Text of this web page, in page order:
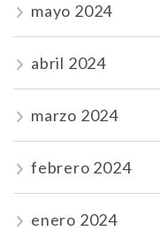
mayo 2024
abril 2024
marzo 2024
febrero 2024
enero 2024